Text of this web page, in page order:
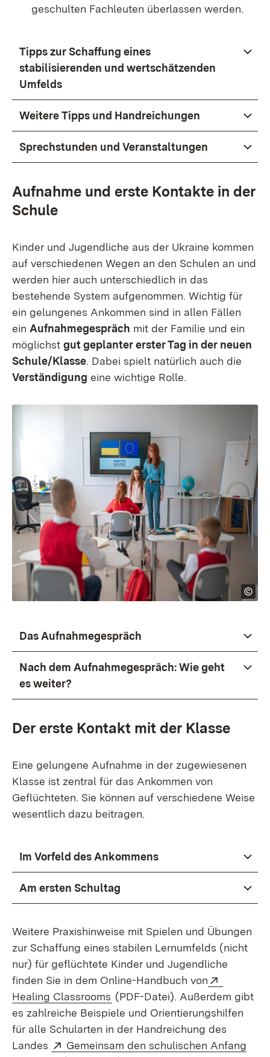
geschulten Fachleuten überlassen werden.
Tipps zur Schaffung eines
stabilisierenden und wertschätzenden
Umfelds
Weitere Tipps und Handreichungen
Sprechstunden und Veranstaltungen
Aufnahme und erste Kontakte in der
Schule
Kinder und Jugendliche aus der Ukraine kommen
auf verschiedenen Wegen an den Schulen an und
werden hier auch unterschiedlich in das
bestehende System aufgenommen. Wichtig für
ein gelungenes Ankommen sind in allen Fällen
ein Aufnahmegespräch mit der Familie und ein
möglichst gut geplanter erster Tag in der neuen
Schule/Klasse. Dabei spielt natürlich auch die
Verständigung eine wichtige Rolle.
Das Aufnahmegespräch
Nach dem Aufnahmegespräch: Wie geht
es weiter?
Der erste Kontakt mit der Klasse
Eine gelungene Aufnahme in der zugewiesenen
Klasse ist zentral für das Ankommen von
Geflüchteten. Sie können auf verschiedene Weise
wesentlich dazu beitragen.
Im Vorfeld des Ankommens
Am ersten Schultag
Weitere Praxishinweise mit Spielen und Übungen
zur Schaffung eines stabilen Lernumfelds (nicht
nur) für geflüchtete Kinder und Jugendliche
finden Sie in dem Online-Handbuch von
Healing Classrooms (Öffnet in neuem Fenster)
(PDF-Datei). Außerdem gibt
es zahlreiche Beispiele und Orientierungshilfen
für alle Schularten in der Handreichung des
Landes
Extern:
Gemeinsam den schulischen Anfang